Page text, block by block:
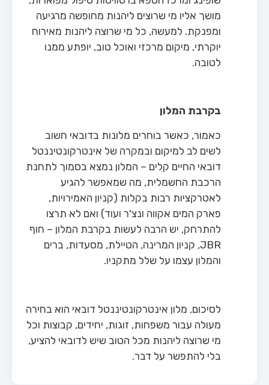
מושך אליו מי שרוצים ליהנות מחופשה מרגיעה
ומפנקת. למעשה, כל מי שרוצה ליהנות מאירוח
יוקרתי, מיקום מרכזי ואוכל טוב, יופתע ממנו
לטובה.
בקרבת המלון
כאמור, כאשר בוחרים מלונות בדובאי חשוב
לשים לב למיקום ובמקרה של אינטרקונטיננטל
דובאי החיים קלים – המלון נמצא בסמוך לתחנת
הרכבת החשמלית, מה שמאפשר להגיע
לאטרקציות רבות בקלות (קניון האמירויות,
פארק המים אקווה ונצ'ר ועוד) ואם לא תרצו
להתרחק, יש הרבה לעשות בקרבת המלון – חוף
JBR, קניון המרינה, הטיילת, מסעדות, ברים
והמלון עצמו על שלל מתקניו.
לסיכום, מלון אינטרקונטיננטל דובאי הוא בחירה
מעולה עבור משפחות, זוגות, יחידים, קבוצות וכל
מי שרוצה ליהנות מכל הטוב שיש לדובאי להציע,
בלי להתפשר על דבר.